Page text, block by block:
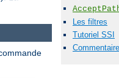
Les filtres
Tutoriel SSI